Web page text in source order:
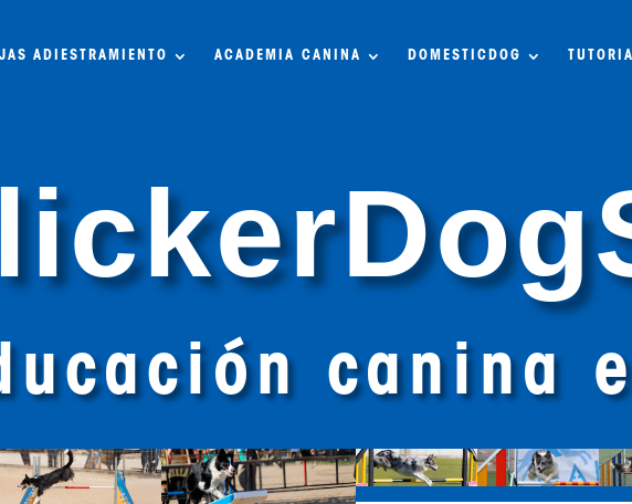
ADIESTRAMIENTO ACADEMIA CANINA DOMESTICDOG
canina